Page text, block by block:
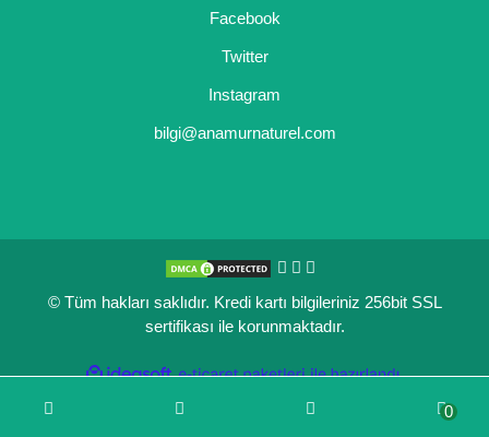
0
Facebook
Twitter
Instagram
bilgi@anamurnaturel.com
© Tüm hakları saklıdır. Kredi kartı bilgileriniz 256bit SSL
sertifikası ile korunmaktadır.
ideasoft
e-
ile